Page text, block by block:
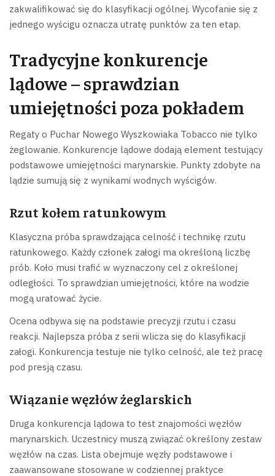
zakwalifikować się do klasyfikacji ogólnej. Wycofanie się z
jednego wyścigu oznacza utratę punktów za ten etap.
Tradycyjne konkurencje
lądowe – sprawdzian
umiejętności poza pokładem
Regaty o Puchar Nowego Wyszkowiaka Tobacco nie tylko
żeglowanie. Konkurencje lądowe dodają element testujący
podstawowe umiejętności marynarskie. Punkty zdobyte na
lądzie sumują się z wynikami wodnych wyścigów.
Rzut kołem ratunkowym
Klasyczna próba sprawdzająca celność i technikę rzutu
ratunkowego. Każdy członek załogi ma określoną liczbę
prób. Koło musi trafić w wyznaczony cel z określonej
odległości. To sprawdzian umiejętności, które na wodzie
mogą uratować życie.
Ocena odbywa się na podstawie precyzji rzutu i czasu
reakcji. Najlepsza próba z serii wlicza się do klasyfikacji
załogi. Konkurencja testuje nie tylko celność, ale też pracę
pod presją czasu.
Wiązanie węzłów żeglarskich
Druga konkurencja lądowa to test znajomości węzłów
marynarskich. Uczestnicy muszą związać określony zestaw
węzłów na czas. Lista obejmuje węzły podstawowe i
zaawansowane stosowane w codziennej praktyce